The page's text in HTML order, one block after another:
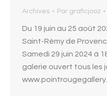
Archives Par graficjooz
Du 19 juin au 25 août
Saint-Rémy de
Samedi 29 juin 2024 à
galerie ouvert tous les